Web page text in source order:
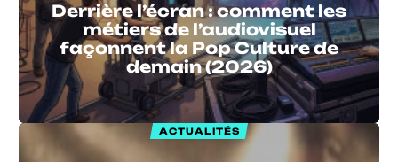
Derrière l’écran : comment les
métiers de l’audiovisuel
façonnent la Pop Culture de
demain (2026)
ACTUALITÉS